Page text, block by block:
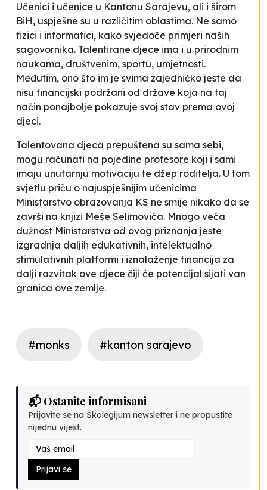
Učenici i učenice u Kantonu Sarajevu, ali i širom
BiH, uspješne su u različitim oblastima. Ne samo
fizici i informatici, kako svjedoče primjeri naših
sagovornika. Talentirane djece ima i u prirodnim
naukama, društvenim, sportu, umjetnosti.
Međutim, ono što im je svima zajedničko jeste da
nisu financijski podržani od države koja na taj
način ponajbolje pokazuje svoj stav prema ovoj
djeci.
Talentovana djeca prepuštena su sama sebi,
mogu računati na pojedine profesore koji i sami
imaju unutarnju motivaciju te džep roditelja. U tom
svjetlu priču o najuspješnijim učenicima
Ministarstvo obrazovanja KS ne smije nikako da se
završi na knjizi Meše Selimovića. Mnogo veća
dužnost Ministarstva od ovog priznanja jeste
izgradnja daljih edukativnih, intelektualno
stimulativnih platformi i iznalaženje financija za
dalji razvitak ove djece čiji će potencijal sijati van
granica ove zemlje.
#monks #kanton sarajevo
📬 Ostanite informisani
Prijavite se na Školegijum newsletter i ne propustite
nijednu vijest.
Prijavi se